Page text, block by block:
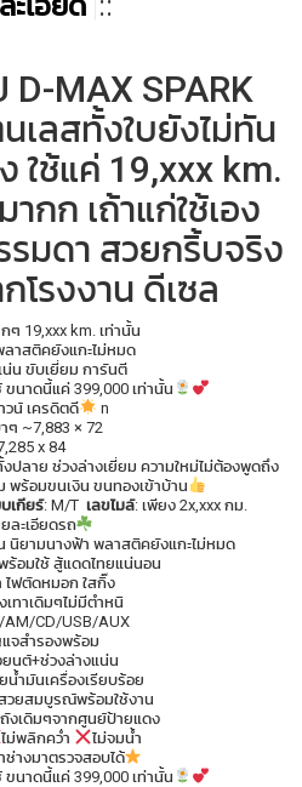
D-MAX SPARK
เลสทั้งใบยังไม่ทัน
ใช้แค่ 19,xxx km.
ากก เถ้าแก่ใช้เอง
รมดา สวยกริ้บจริง
โรงงาน ดีเซล
ๆ 19,xxx km. เท่านั้น
าสติคยังแกะไม่หมด
น่น ขับเยี่ยม การันตี
ขนาดนี้แค่ 399,000 เท่านั้น
วน์ เครดิตดี
n
ๆ ~7,883 × 72
x 84
ปลาย ช่วงล่างเยี่ยม ความใหม่ไม่ต้องพูดถึง
พร้อมขนเงิน ขนทองเข้าบ้าน
เกียร์: M/T เลขไมล์: เพียง 2x,xxx กม.
ละเอียดรถ
นิยามนางฟ้า พลาสติคยังแกะไม่หมด
ร้อมใช้ สู้แดดไทยแน่นอน
ไฟตัดหมอก ใสกิ๊ง
เทาเดิมๆไม่มีตำหนิ
AM/CD/USB/AUX
จสำรองพร้อม
ยนต์+ช่วงล่างแน่น
น้ำมันเครื่องเรียบร้อย
วยสมบูรณ์พร้อมใช้งาน
งเดิมๆจากศูนย์ป้ายแดง
ไม่พลิกคว่ำ
ไม่จมน้ำ
ช่างมาตรวจสอบได้
ขนาดนี้แค่ 399,000 เท่านั้น